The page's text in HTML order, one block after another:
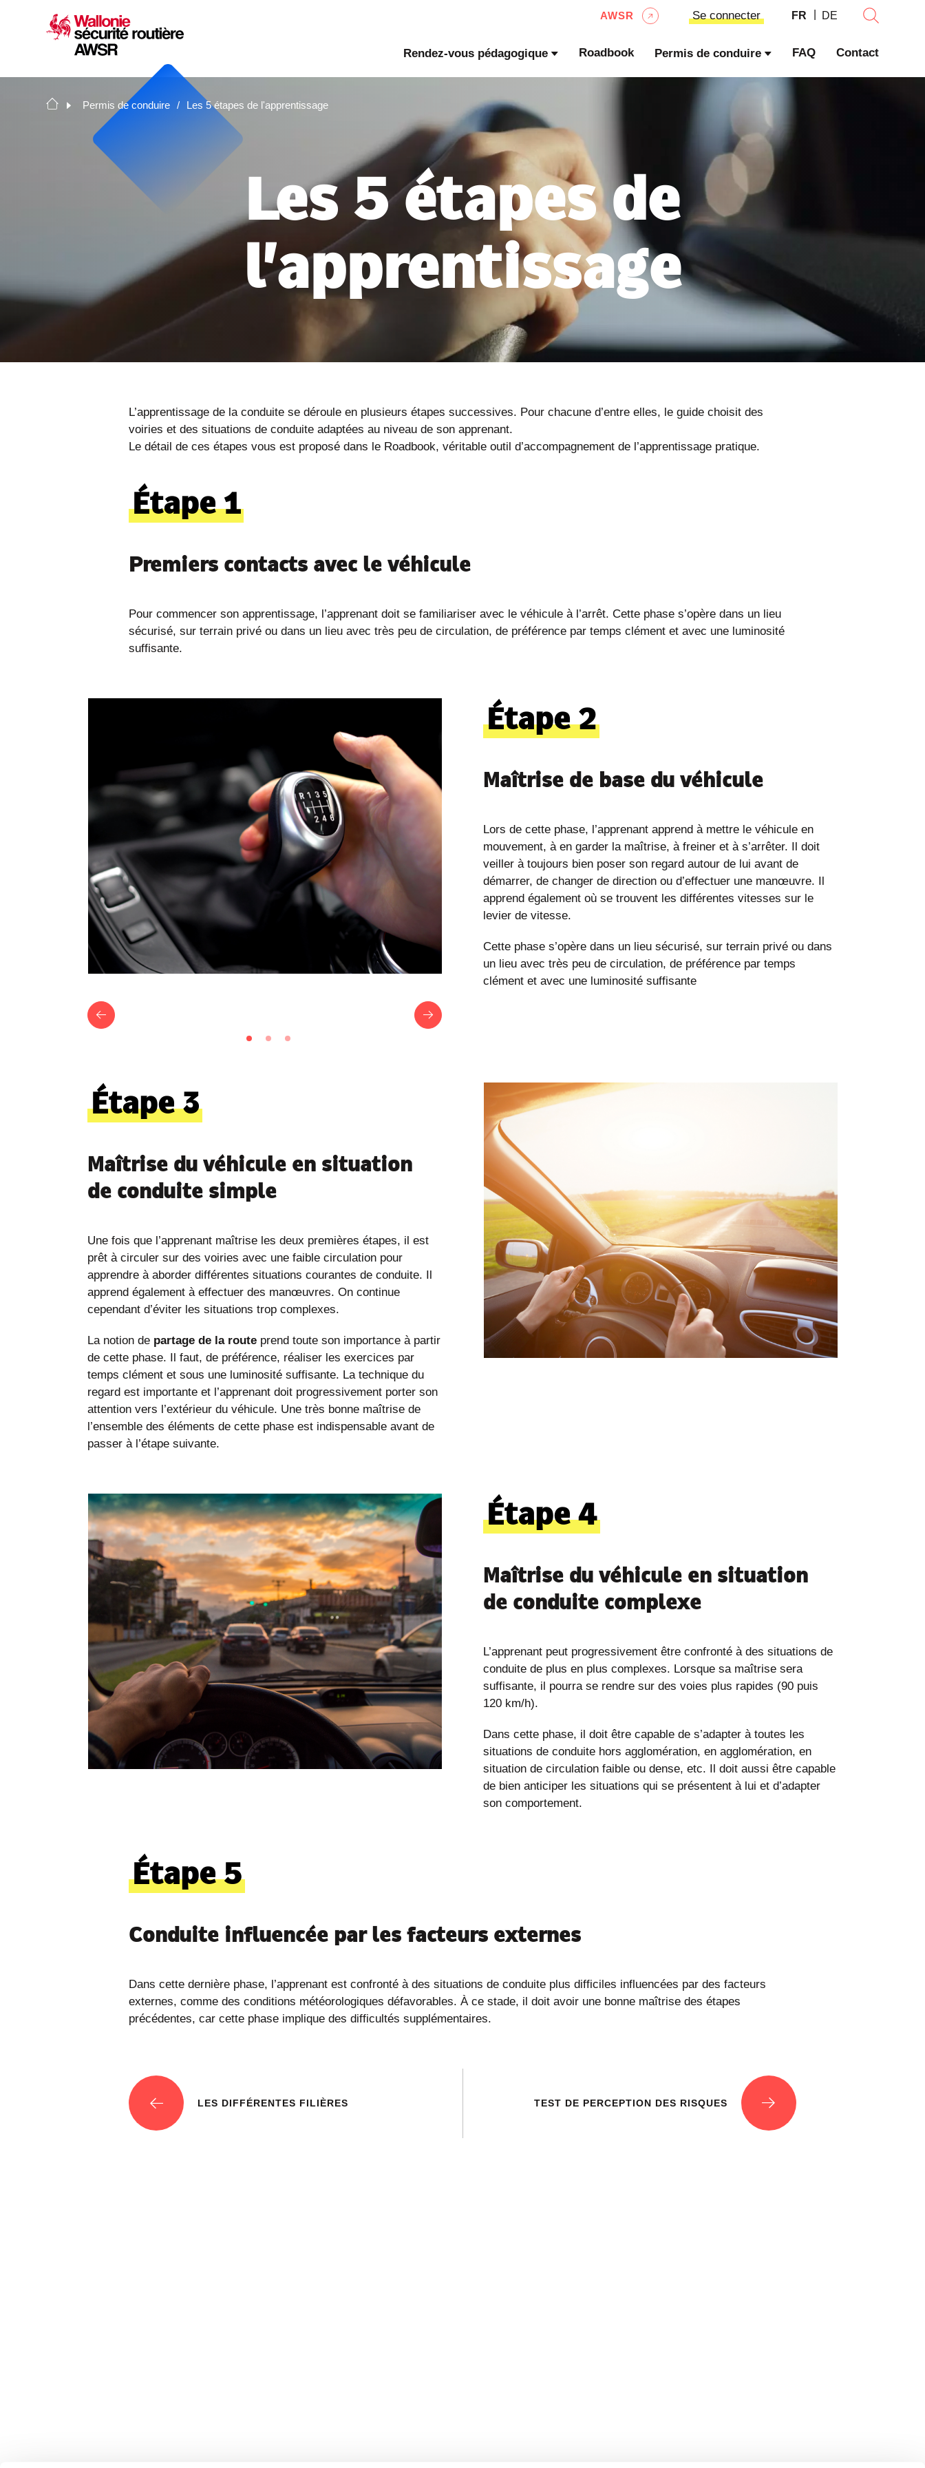
AWSR Se connecter FR DE
Rendez-vous pédagogique Roadbook Permis de conduire FAQ Contact
Permis de conduire Les 5 étapes de l'apprentissage
Les 5 étapes de
l'apprentissage
L’apprentissage de la conduite se déroule en plusieurs étapes successives. Pour chacune d’entre elles, le guide choisit des
voiries et des situations de conduite adaptées au niveau de son apprenant.
Le détail de ces étapes vous est proposé dans le Roadbook, véritable outil d’accompagnement de l’apprentissage pratique.
Étape 1
Premiers contacts avec le véhicule
Pour commencer son apprentissage, l’apprenant doit se familiariser avec le véhicule à l’arrêt. Cette phase s’opère dans un lieu
sécurisé, sur terrain privé ou dans un lieu avec très peu de circulation, de préférence par temps clément et avec une luminosité
suffisante.
Étape 2
Maîtrise de base du véhicule
Lors de cette phase, l’apprenant apprend à mettre le véhicule en
mouvement, à en garder la maîtrise, à freiner et à s’arrêter. Il doit
veiller à toujours bien poser son regard autour de lui avant de
démarrer, de changer de direction ou d’effectuer une manœuvre. Il
apprend également où se trouvent les différentes vitesses sur le
levier de vitesse.
Cette phase s’opère dans un lieu sécurisé, sur terrain privé ou dans
un lieu avec très peu de circulation, de préférence par temps
clément et avec une luminosité suffisante
Étape 3
Maîtrise du véhicule en situation
de conduite simple
Une fois que l’apprenant maîtrise les deux premières étapes, il est
prêt à circuler sur des voiries avec une faible circulation pour
apprendre à aborder différentes situations courantes de conduite. Il
apprend également à effectuer des manœuvres. On continue
cependant d’éviter les situations trop complexes.
La notion de partage de la route prend toute son importance à partir
de cette phase. Il faut, de préférence, réaliser les exercices par
temps clément et sous une luminosité suffisante. La technique du
regard est importante et l’apprenant doit progressivement porter son
attention vers l’extérieur du véhicule. Une très bonne maîtrise de
l’ensemble des éléments de cette phase est indispensable avant de
passer à l’étape suivante.
Étape 4
Maîtrise du véhicule en situation
de conduite complexe
L’apprenant peut progressivement être confronté à des situations de
conduite de plus en plus complexes. Lorsque sa maîtrise sera
suffisante, il pourra se rendre sur des voies plus rapides (90 puis
120 km/h).
Dans cette phase, il doit être capable de s’adapter à toutes les
situations de conduite hors agglomération, en agglomération, en
situation de circulation faible ou dense, etc. Il doit aussi être capable
de bien anticiper les situations qui se présentent à lui et d’adapter
son comportement.
Étape 5
Conduite influencée par les facteurs externes
Dans cette dernière phase, l’apprenant est confronté à des situations de conduite plus difficiles influencées par des facteurs
externes, comme des conditions météorologiques défavorables. À ce stade, il doit avoir une bonne maîtrise des étapes
précédentes, car cette phase implique des difficultés supplémentaires.
LES DIFFÉRENTES FILIÈRES TEST DE PERCEPTION DES RISQUES